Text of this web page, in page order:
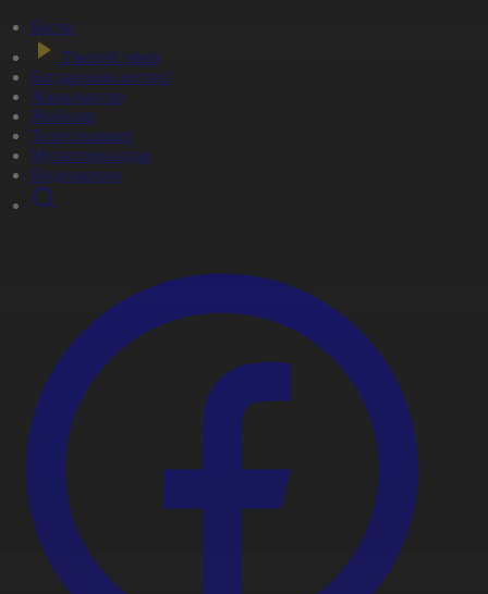
Басты
Тікелей эфир
Бағдарлама кестесі
Жаңалықтар
Жобалар
Телехикаялар
Мультсериалдар
Видеоархив